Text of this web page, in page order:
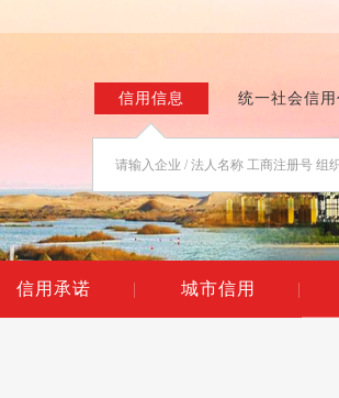
信用信息 统一社会信用
信用承诺 | 城市信用 |